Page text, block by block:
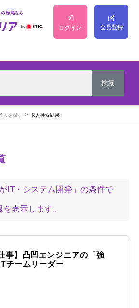
ログイン 会員登録
人を探す 求人検索結果
IT・システム開発」の条件で
表示します。
事】凸凹エンジニアの「強
チームリーダー